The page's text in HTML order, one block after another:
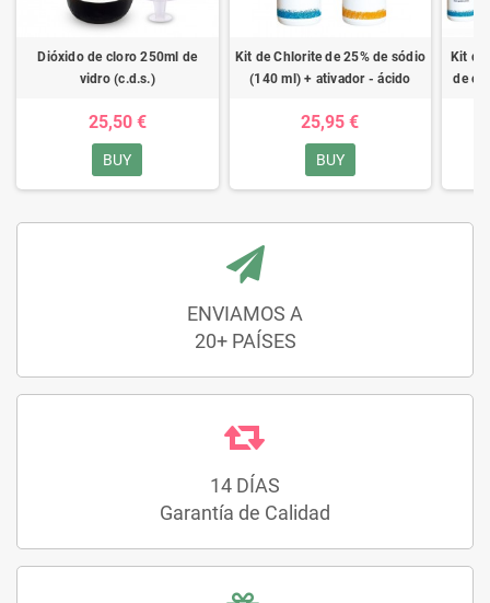
Dióxido de cloro 250ml de
vidro (c.d.s.)
25,50 €
BUY
Kit de Chlorite de 25% de sódio
(140 ml) + ativador - ácido
25,95 €
BUY
Kit de
de
ENVIAMOS A
20+ PAÍSES
14 DÍAS
Garantía de Calidad